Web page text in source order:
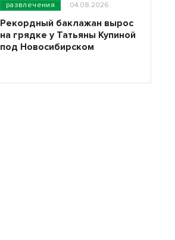
развлечения 04.08.2026
Рекордный баклажан вырос
на грядке у Татьяны Купиной
под Новосибирском